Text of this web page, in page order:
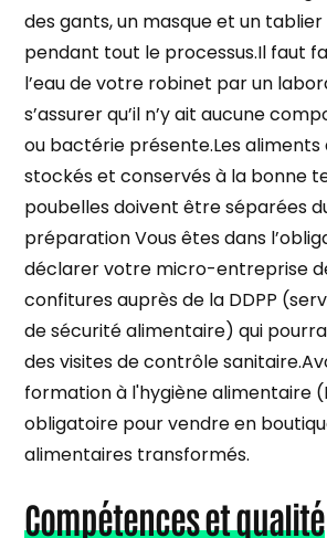
des gants, un masque et un
pendant tout le processus.Il faut
l’eau de votre robinet par un
s’assurer qu’il n’y ait aucune
ou bactérie présente.Les
stockés et conservés à la bonne
poubelles doivent être séparées
préparation Vous êtes dans
déclarer votre micro-entreprise
confitures auprès de la DDPP
de sécurité alimentaire) qui
des visites de contrôle
formation à l'hygiène alimentaire
obligatoire pour vendre en
alimentaires transformés.
Compétences et qualité